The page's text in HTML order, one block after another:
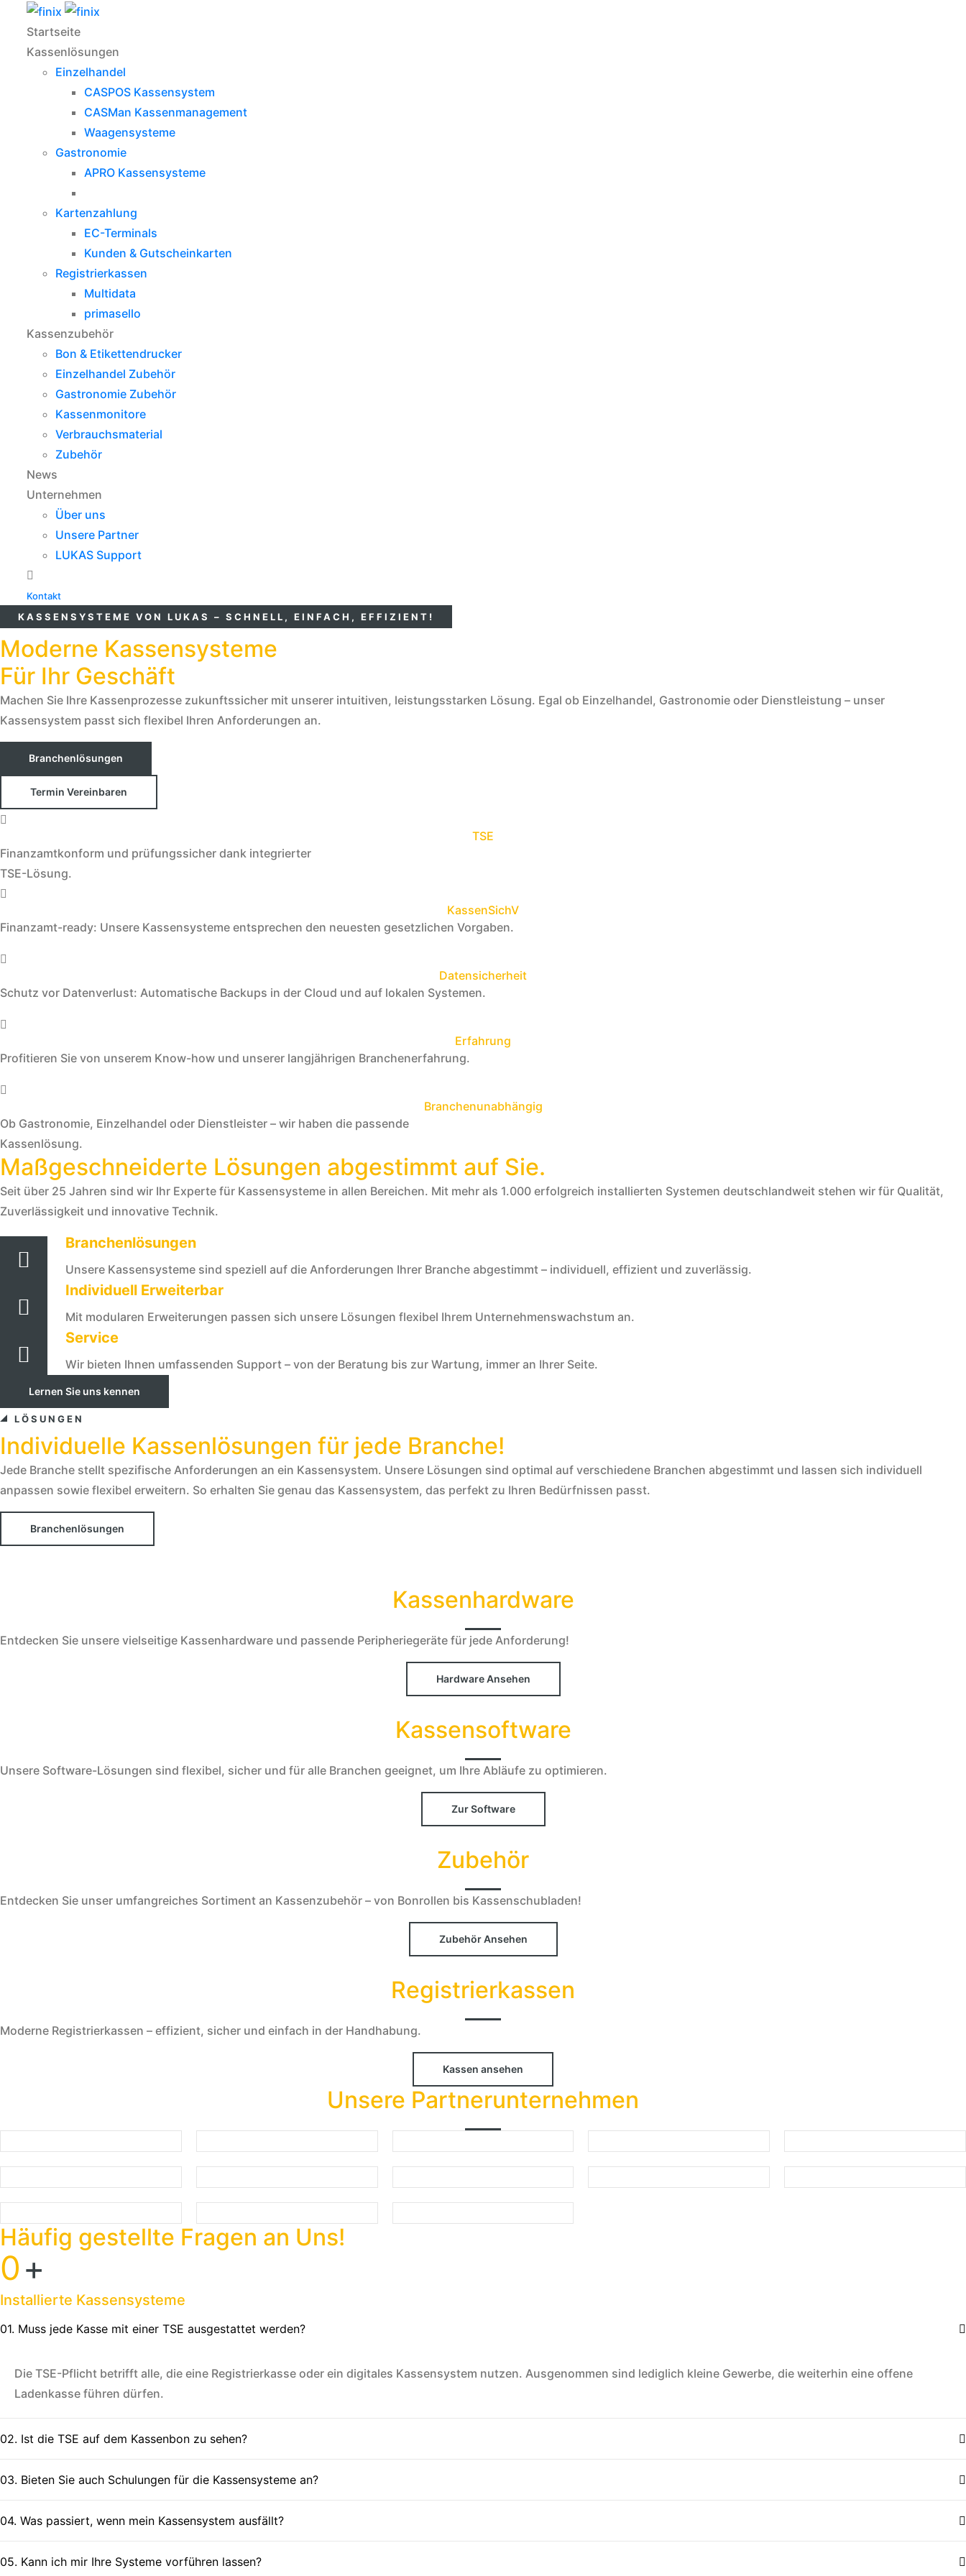
Startseite
Kassenlösungen
Einzelhandel
CASPOS Kassensystem
CASMan Kassenmanagement
Waagensysteme
Gastronomie
APRO Kassensysteme
Kartenzahlung
EC-Terminals
Kunden & Gutscheinkarten
Registrierkassen
Multidata
primasello
Kassenzubehör
Bon & Etikettendrucker
Einzelhandel Zubehör
Gastronomie Zubehör
Kassenmonitore
Verbrauchsmaterial
Zubehör
News
Unternehmen
Über uns
Unsere Partner
LUKAS Support
Kontakt
KASSENSYSTEME VON LUKAS – SCHNELL, EINFACH, EFFIZIENT!
Moderne Kassensysteme
Für Ihr Geschäft
Machen Sie Ihre Kassenprozesse zukunftssicher mit unserer intuitiven, leistungsstarken Lösung. Egal ob Einzelhandel, Gastronomie oder Dienstleistung – unser
Kassensystem passt sich flexibel Ihren Anforderungen an.
Branchenlösungen
Termin Vereinbaren
TSE
Finanzamtkonform und prüfungssicher dank integrierter
TSE-Lösung.
KassenSichV
Finanzamt-ready: Unsere Kassensysteme entsprechen den neuesten gesetzlichen Vorgaben.
Datensicherheit
Schutz vor Datenverlust: Automatische Backups in der Cloud und auf lokalen Systemen.
Erfahrung
Profitieren Sie von unserem Know-how und unserer langjährigen Branchenerfahrung.
Branchenunabhängig
Ob Gastronomie, Einzelhandel oder Dienstleister – wir haben die passende
Kassenlösung.
Maßgeschneiderte Lösungen abgestimmt auf Sie.
Seit über 25 Jahren sind wir Ihr Experte für Kassensysteme in allen Bereichen. Mit mehr als 1.000 erfolgreich installierten Systemen deutschlandweit stehen wir für Qualität,
Zuverlässigkeit und innovative Technik.
Branchenlösungen
Unsere Kassensysteme sind speziell auf die Anforderungen Ihrer Branche abgestimmt – individuell, effizient und zuverlässig.
Individuell Erweiterbar
Mit modularen Erweiterungen passen sich unsere Lösungen flexibel Ihrem Unternehmenswachstum an.
Service
Wir bieten Ihnen umfassenden Support – von der Beratung bis zur Wartung, immer an Ihrer Seite.
Lernen Sie uns kennen
LÖSUNGEN
Individuelle Kassenlösungen für jede Branche!
Jede Branche stellt spezifische Anforderungen an ein Kassensystem. Unsere Lösungen sind optimal auf verschiedene Branchen abgestimmt und lassen sich individuell
anpassen sowie flexibel erweitern. So erhalten Sie genau das Kassensystem, das perfekt zu Ihren Bedürfnissen passt.
Branchenlösungen
Kassenhardware
Entdecken Sie unsere vielseitige Kassenhardware und passende Peripheriegeräte für jede Anforderung!
Hardware Ansehen
Kassensoftware
Unsere Software-Lösungen sind flexibel, sicher und für alle Branchen geeignet, um Ihre Abläufe zu optimieren.
Zur Software
Zubehör
Entdecken Sie unser umfangreiches Sortiment an Kassenzubehör – von Bonrollen bis Kassenschubladen!
Zubehör Ansehen
Registrierkassen
Moderne Registrierkassen – effizient, sicher und einfach in der Handhabung.
Kassen ansehen
Unsere Partnerunternehmen
Häufig gestellte Fragen an Uns!
0+
Installierte Kassensysteme
01. Muss jede Kasse mit einer TSE ausgestattet werden?
Die TSE-Pflicht betrifft alle, die eine Registrierkasse oder ein digitales Kassensystem nutzen. Ausgenommen sind lediglich kleine Gewerbe, die weiterhin eine offene
Ladenkasse führen dürfen.
02. Ist die TSE auf dem Kassenbon zu sehen?
03. Bieten Sie auch Schulungen für die Kassensysteme an?
04. Was passiert, wenn mein Kassensystem ausfällt?
05. Kann ich mir Ihre Systeme vorführen lassen?